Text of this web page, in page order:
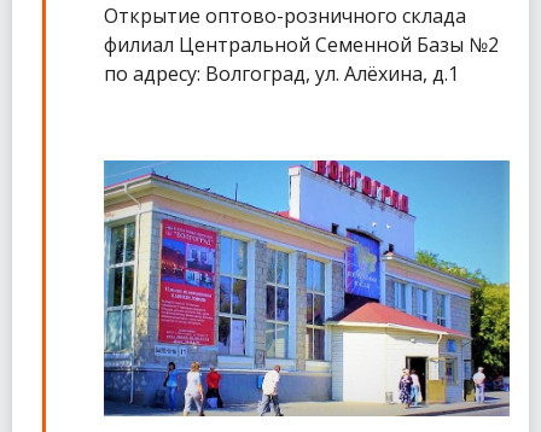
Открытие оптово-розничного склада
филиал Центральной Семенной Базы №2
по адресу: Волгоград, ул. Алёхина, д.1